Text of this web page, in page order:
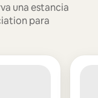
una estancia
para